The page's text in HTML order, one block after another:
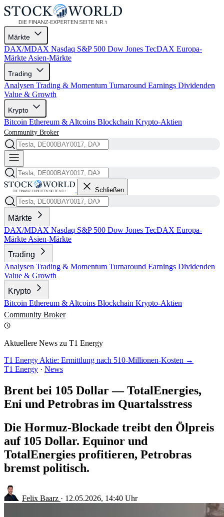
Märkte
DAX/MDAX Nasdaq S&P 500 Dow Jones TecDAX Europa-
Märkte Asien-Märkte
Trading
Analysen Trading & Momentum Turnaround Earnings Dividenden
Value & Growth
Krypto
Bitcoin Ethereum & Altcoins Blockchain Krypto-Aktien
Community Broker
Schließen
Märkte
DAX/MDAX Nasdaq S&P 500 Dow Jones TecDAX Europa-
Märkte Asien-Märkte
Trading
Analysen Trading & Momentum Turnaround Earnings Dividenden
Value & Growth
Krypto
Bitcoin Ethereum & Altcoins Blockchain Krypto-Aktien
Community Broker
Aktuellere News zu T1 Energy
T1 Energy Aktie: Ermittlung nach 510-Millionen-Kosten →
T1 Energy · News
Brent bei 105 Dollar — TotalEnergies,
Eni und Petrobras im Quartalsstress
Die Hormuz-Blockade treibt den Ölpreis
auf 105 Dollar. Equinor und
TotalEnergies profitieren, Petrobras
bremst politisch.
Felix Baarz · 12.05.2026, 14:40 Uhr